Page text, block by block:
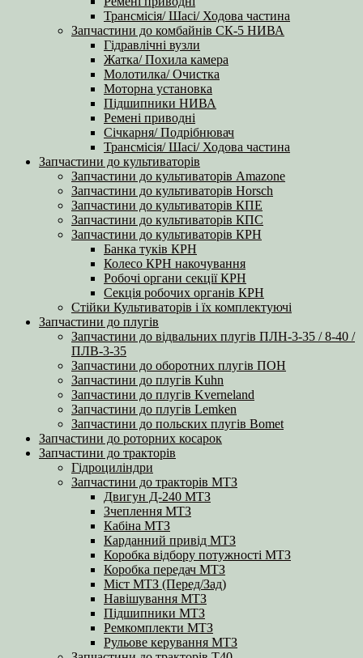
Трансмісія/ Шасі/ Ходова частина
Запчастини до комбайнів СК-5 НИВА
Гідравлічні вузли
Жатка/ Похила камера
Молотилка/ Очистка
Моторна установка
Підшипники НИВА
Ремені приводні
Січкарня/ Подрібнювач
Трансмісія/ Шасі/ Ходова частина
Запчастини до культиваторів
Запчастини до культиваторів Amazone
Запчастини до культиваторів Horsch
Запчастини до культиваторів КПЕ
Запчастини до культиваторів КПС
Запчастини до культиваторів КРН
Банка туків КРН
Колесо КРН накочування
Робочі органи секції КРН
Секція робочих органів КРН
Стійки Культиваторів і їх комплектуючі
Запчастини до плугів
Запчастини до відвальних плугів ПЛН-3-35 / 8-40 /
ПЛВ-3-35
Запчастини до оборотних плугів ПОН
Запчастини до плугів Kuhn
Запчастини до плугів Kverneland
Запчастини до плугів Lemken
Запчастини до польских плугів Bomet
Запчастини до роторних косарок
Запчастини до тракторів
Гідроциліндри
Запчастини до тракторів МТЗ
Двигун Д-240 МТЗ
Зчеплення МТЗ
Кабіна МТЗ
Карданний привід МТЗ
Коробка відбору потужності МТЗ
Коробка передач МТЗ
Міст МТЗ (Перед/Зад)
Навішування МТЗ
Підшипники МТЗ
Ремкомплекти МТЗ
Рульове керування МТЗ